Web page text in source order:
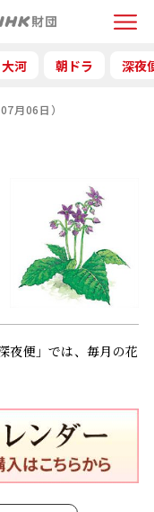
Menu
大河 朝ドラ 深夜
月06日）
夜便」では、毎月の花